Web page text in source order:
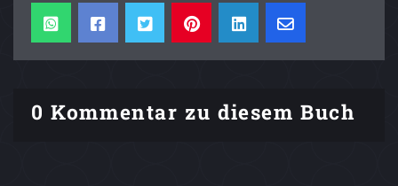
0 Kommentar zu diesem Buch